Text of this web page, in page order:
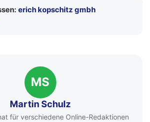
erich kopschitz gmbh
MS
Martin Schulz
für verschiedene Online-Redaktionen